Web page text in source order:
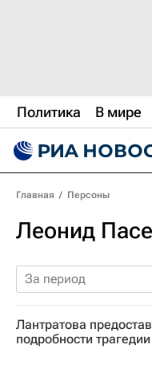
Политика В мире
Главная / Персоны
Леонид
За период
Лантратова
подробности